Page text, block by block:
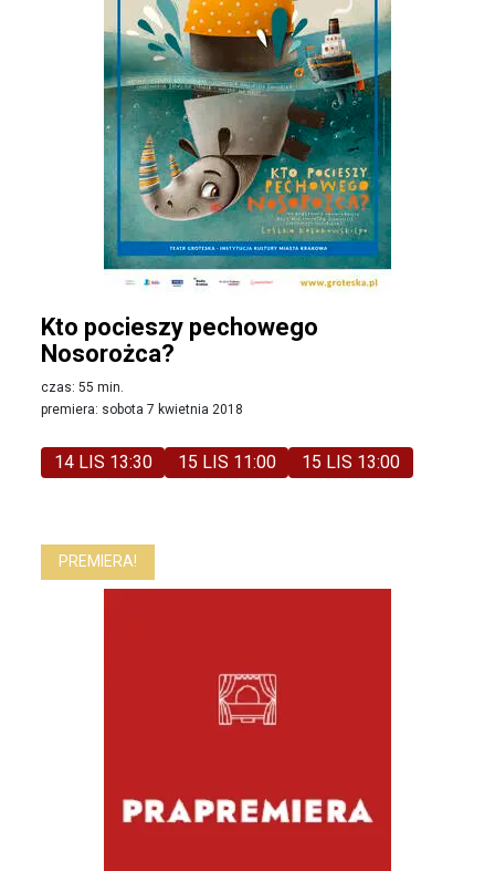
Kto pocieszy pechowego
Nosorożca?
czas: 55 min.
premiera: sobota 7 kwietnia 2018
14 LIS 13:30 15 LIS 11:00 15 LIS 13:00
PREMIERA!